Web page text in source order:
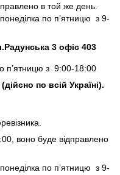
в той же день.
по п’ятницю з 9-
3 офіс 403
п’ятницю з 9:00-18:00
по всій Україні).
воно буде відправлено
по п’ятницю з 9-